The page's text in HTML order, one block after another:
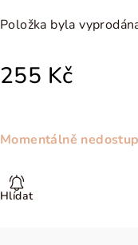
Položka byla
255 Kč
Momentálně
Hlídat